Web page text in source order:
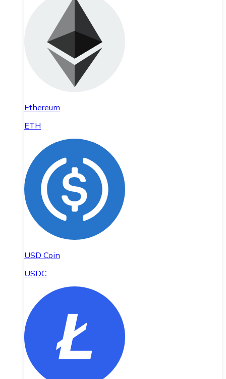
Ethereum
ETH
USD Coin
USDC